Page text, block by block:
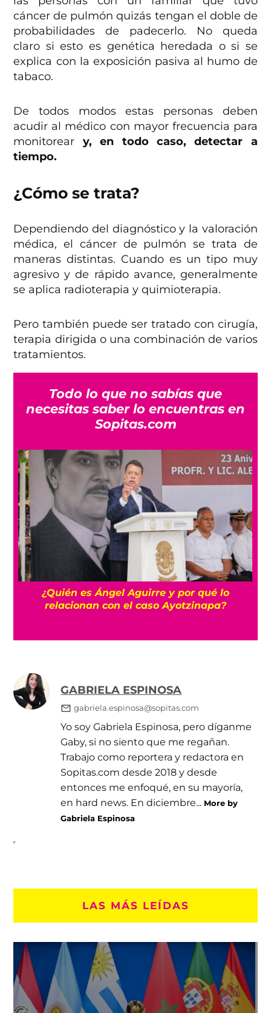
cáncer de pulmón quizás tengan el doble de
probabilidades de padecerlo. No queda
claro si esto es genética heredada o si se
explica con la exposición pasiva al humo de
tabaco.
De todos modos estas personas deben
acudir al médico con mayor frecuencia para
monitorear y, en todo caso, detectar a
tiempo.
¿Cómo se trata?
Dependiendo del diagnóstico y la valoración
médica, el cáncer de pulmón se trata de
maneras distintas. Cuando es un tipo muy
agresivo y de rápido avance, generalmente
se aplica radioterapia y quimioterapia.
Pero también puede ser tratado con cirugía,
terapia dirigida o una combinación de varios
tratamientos.
Todo lo que no sabías que
necesitas saber lo encuentras en
Sopitas.com
¿Quién es Ángel Aguirre y por qué lo
relacionan con el caso Ayotzinapa?
GABRIELA ESPINOSA
gabriela.espinosa@sopitas.com
Yo soy Gabriela Espinosa, pero díganme
Gaby, si no siento que me regañan.
Trabajo como reportera y redactora en
Sopitas.com desde 2018 y desde
entonces me enfoqué, en su mayoría,
en hard news. En diciembre... More by
Gabriela Espinosa
LAS MÁS LEÍDAS